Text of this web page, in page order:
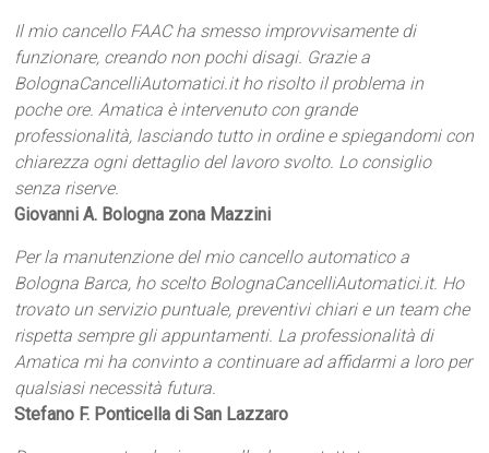
Il mio cancello FAAC ha smesso improvvisamente di
funzionare, creando non pochi disagi. Grazie a
BolognaCancelliAutomatici.it ho risolto il problema in
poche ore. Amatica è intervenuto con grande
professionalità, lasciando tutto in ordine e spiegandomi con
chiarezza ogni dettaglio del lavoro svolto. Lo consiglio
senza riserve.
Giovanni A. Bologna zona Mazzini
Per la manutenzione del mio cancello automatico a
Bologna Barca, ho scelto BolognaCancelliAutomatici.it. Ho
trovato un servizio puntuale, preventivi chiari e un team che
rispetta sempre gli appuntamenti. La professionalità di
Amatica mi ha convinto a continuare ad affidarmi a loro per
qualsiasi necessità futura.
Stefano F. Ponticella di San Lazzaro